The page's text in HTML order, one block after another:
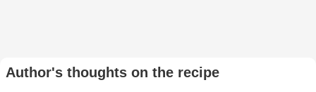
Author's thoughts on the recipe